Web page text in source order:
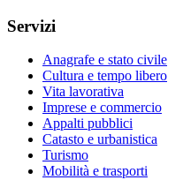
Servizi
Anagrafe e stato civile
Cultura e tempo libero
Vita lavorativa
Imprese e commercio
Appalti pubblici
Catasto e urbanistica
Turismo
Mobilità e trasporti